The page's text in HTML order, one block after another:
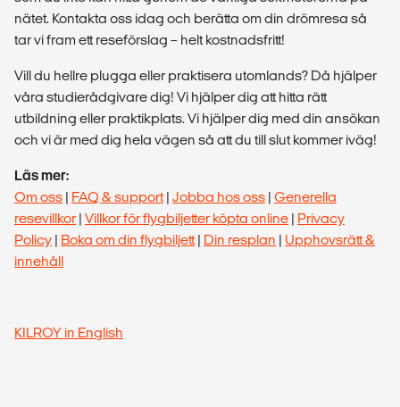
nätet. Kontakta oss idag och berätta om din drömresa så
tar vi fram ett reseförslag – helt kostnadsfritt!
Vill du hellre plugga eller praktisera utomlands? Då hjälper
våra studierådgivare dig! Vi hjälper dig att hitta rätt
utbildning eller praktikplats. Vi hjälper dig med din ansökan
och vi är med dig hela vägen så att du till slut kommer iväg!
Läs mer:
Om oss | FAQ & support| Jobba hos oss | Generella
resevillkor | Villkor för flygbiljetter köpta online | Privacy
Policy | Boka om din flygbiljett| Din resplan | Upphovsrätt &
innehåll
KILROY in English